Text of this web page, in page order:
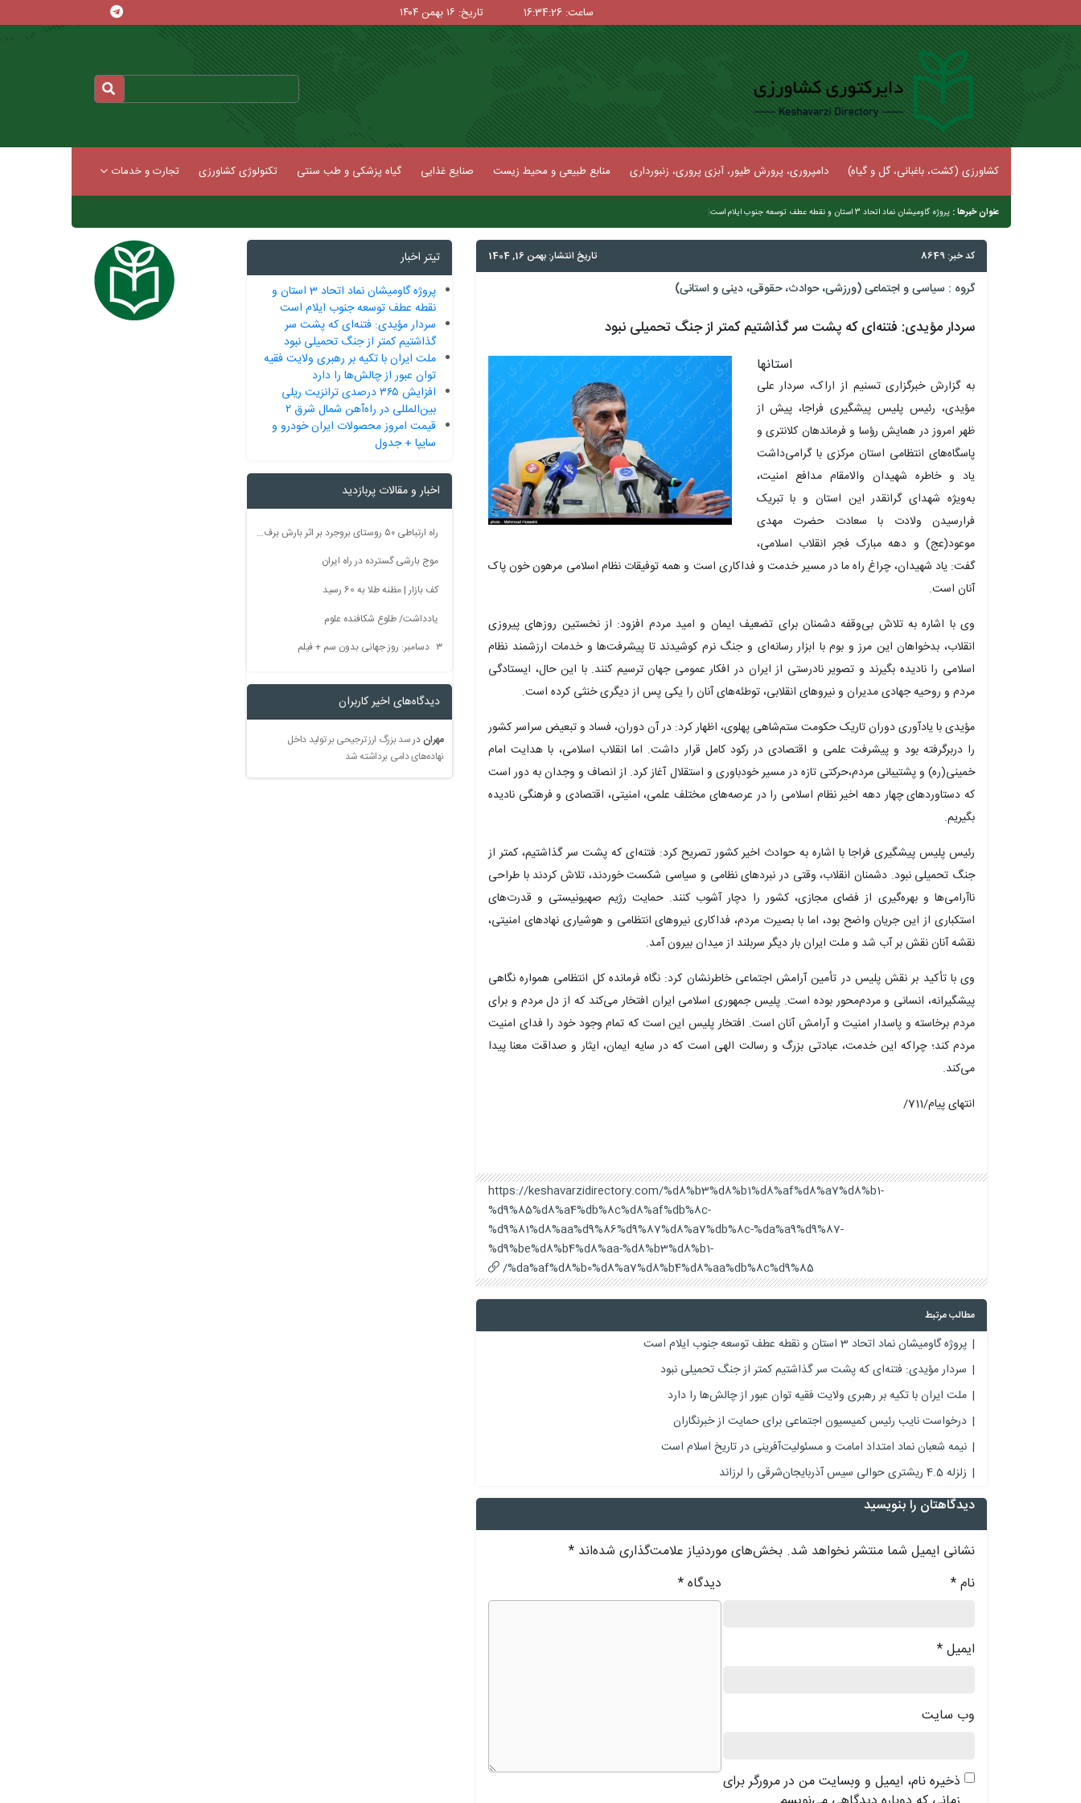
ساعت: 16:34:27 تاریخ: ۱۶ بهمن ۱۴۰۴
کشاورزی (کشت، باغبانی، گل و گیاه) دامپروری، پرورش طیور، آبزی پروری، زنبورداری منابع طبیعی و محیط زیست صنایع غذایی گیاه پزشکی و طب سنتی تکنولوژی کشاورزی تجارت و خدمات
عنوان خبرها : پروژه گاومیشان نماد اتحاد 3 استان و نقطه عطف توسعه جنوب ایلام است |
کد خبر: 8649 تاریخ انتشار: بهمن 16, 1404
گروه : سیاسی و اجتماعی (ورزشی، حوادث، حقوقی، دینی و استانی)
سردار مؤیدی: فتنه‌ای که پشت سر گذاشتیم کمتر از جنگ تحمیلی نبود
استانها
به گزارش خبرگزاری تسنیم از اراک، سردار علی
مؤیدی، رئیس پلیس پیشگیری فراجا، پیش از
ظهر امروز در همایش رؤسا و فرماندهان کلانتری و
پاسگاه‌های انتظامی استان مرکزی با گرامی‌داشت
یاد و خاطره شهیدان والامقام مدافع امنیت،
به‌ویژه شهدای گرانقدر این استان و با تبریک
فرارسیدن ولادت با سعادت حضرت مهدی
موعود(عج) و دهه مبارک فجر انقلاب اسلامی،
گفت: یاد شهیدان، چراغ راه ما در مسیر خدمت و فداکاری است و همه توفیقات نظام اسلامی مرهون خون پاک
آنان است.
وی با اشاره به تلاش بی‌وقفه دشمنان برای تضعیف ایمان و امید مردم افزود: از نخستین روزهای پیروزی
انقلاب، بدخواهان این مرز و بوم با ابزار رسانه‌ای و جنگ نرم کوشیدند تا پیشرفت‌ها و خدمات ارزشمند نظام
اسلامی را نادیده بگیرند و تصویر نادرستی از ایران در افکار عمومی جهان ترسیم کنند. با این حال، ایستادگی
مردم و روحیه جهادی مدیران و نیروهای انقلابی، توطئه‌های آنان را یکی پس از دیگری خنثی کرده است.
مؤیدی با یادآوری دوران تاریک حکومت ستم‌شاهی پهلوی، اظهار کرد: در آن دوران، فساد و تبعیض سراسر کشور
را دربرگرفته بود و پیشرفت علمی و اقتصادی در رکود کامل قرار داشت. اما انقلاب اسلامی، با هدایت امام
خمینی(ره) و پشتیبانی مردم،حرکتی تازه در مسیر خودباوری و استقلال آغاز کرد. از انصاف و وجدان به دور است
که دستاوردهای چهار دهه اخیر نظام اسلامی را در عرصه‌های مختلف علمی، امنیتی، اقتصادی و فرهنگی نادیده
بگیریم.
رئیس پلیس پیشگیری فراجا با اشاره به حوادث اخیر کشور تصریح کرد: فتنه‌ای که پشت سر گذاشتیم، کمتر از
جنگ تحمیلی نبود. دشمنان انقلاب، وقتی در نبردهای نظامی و سیاسی شکست خوردند، تلاش کردند با طراحی
ناآرامی‌ها و بهره‌گیری از فضای مجازی، کشور را دچار آشوب کنند. حمایت رژیم صهیونیستی و قدرت‌های
استکباری از این جریان واضح بود، اما با بصیرت مردم، فداکاری نیروهای انتظامی و هوشیاری نهادهای امنیتی،
نقشه آنان نقش بر آب شد و ملت ایران بار دیگر سربلند از میدان بیرون آمد.
وی با تأکید بر نقش پلیس در تأمین آرامش اجتماعی خاطرنشان کرد: نگاه فرمانده کل انتظامی همواره نگاهی
پیشگیرانه، انسانی و مردم‌محور بوده است. پلیس جمهوری اسلامی ایران افتخار می‌کند که از دل مردم و برای
مردم برخاسته و پاسدار امنیت و آرامش آنان است. افتخار پلیس این است که تمام وجود خود را فدای امنیت
مردم کند؛ چراکه این خدمت، عبادتی بزرگ و رسالت الهی است که در سایه ایمان، ایثار و صداقت معنا پیدا
می‌کند.
انتهای پیام/711/
https://keshavarzidirectory.com/%d8%b3%d8%b1%d8%af%d8%a7%d8%b1-
%d9%85%d8%a4%db%8c%d8%af%db%8c-
%d9%81%d8%aa%d9%86%d9%87%d8%a7%db%8c-%da%a9%d9%87-
%d9%be%d8%b4%d8%aa-%d8%b3%d8%b1-
%da%af%d8%b0%d8%a7%d8%b4%d8%aa%db%8c%d9%85/
مطالب مرتبط
پروژه گاومیشان نماد اتحاد 3 استان و نقطه عطف توسعه جنوب ایلام است
سردار مؤیدی: فتنه‌ای که پشت سر گذاشتیم کمتر از جنگ تحمیلی نبود
ملت ایران با تکیه بر رهبری ولایت فقیه توان عبور از چالش‌ها را دارد
درخواست نایب رئیس کمیسیون اجتماعی برای حمایت از خبرنگاران
نیمه شعبان نماد امتداد امامت و مسئولیت‌آفرینی در تاریخ اسلام است
زلزله 4.5 ریشتری حوالی سیس آذربایجان‌شرقی را لرزاند
دیدگاهتان را بنویسید
نشانی ایمیل شما منتشر نخواهد شد. بخش‌های موردنیاز علامت‌گذاری شده‌اند *
دیدگاه* نام*
ایمیل*
وب‌ سایت
ذخیره نام، ایمیل و وبسایت من در مرورگر برای
تیتر اخبار
پروژه گاومیشان نماد اتحاد 3 استان و
نقطه عطف توسعه جنوب ایلام است
سردار مؤیدی: فتنه‌ای که پشت سر
گذاشتیم کمتر از جنگ تحمیلی نبود
ملت ایران با تکیه بر رهبری ولایت فقیه
توان عبور از چالش‌ها را دارد
افزایش ۳۶۵ درصدی ترانزیت ریلی
بین‌المللی در راه‌آهن شمال شرق ۲
قیمت امروز محصولات ایران خودرو و
سایپا + جدول
اخبار و مقالات پربازدید
راه ارتباطی ۵۰ روستای بروجرد بر اثر بارش برف مسدود شد
موج بارشی گسترده در راه ایران
کف بازار | مظنه طلا به 60 رسید
یادداشت/ طلوع شکافنده علوم
۳ دسامبر: روز جهانی بدون سم + فیلم
دیدگاه‌های اخیر کاربران
مهراندرسد بزرگ ارز ترجیحی بر تولید داخل
نهاده‌های دامی برداشته شد